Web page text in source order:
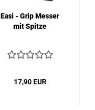
Easi - Grip Messer
mit Spitze
17,90 EUR